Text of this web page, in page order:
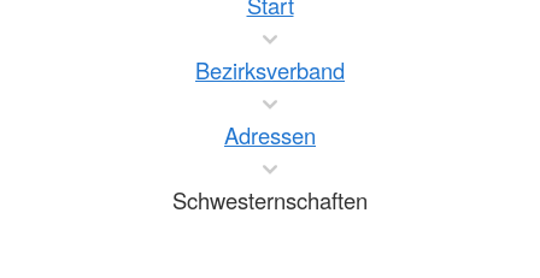
Bezirksverband
Adressen
Schwesternschaften